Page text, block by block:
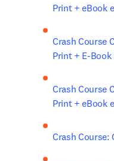
Print + eBook
Crash Course
Print + E-Book
Crash Course
Print + eBook
Crash Course: